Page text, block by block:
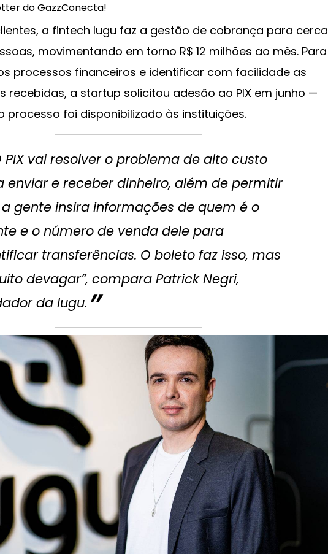
do GazzConecta!
a fintech Iugu faz a gestão de cobrança para cerca
movimentando em torno R$ 12 milhões ao mês. Para
processos financeiros e identificar com facilidade as
recebidas, a startup solicitou adesão ao PIX em junho —
processo foi disponibilizado às instituições.
PIX vai resolver o problema de alto custo
enviar e receber dinheiro, além de permitir
gente insira informações de quem é o
e o número de venda dele para
transferências. O boleto faz isso, mas
devagar”, compara Patrick Negri,
da Iugu.